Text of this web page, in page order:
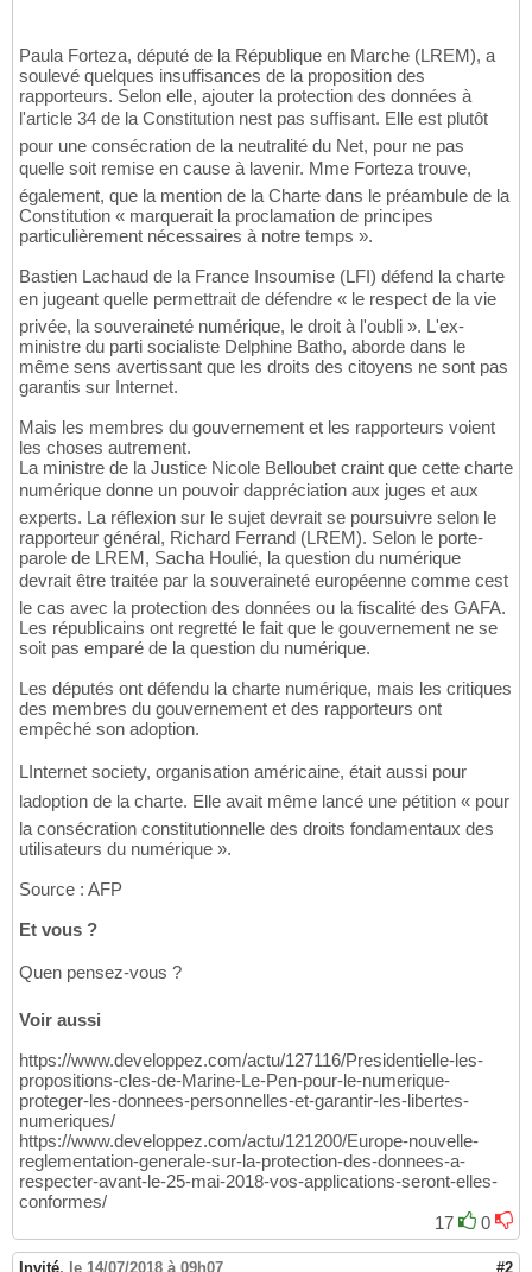
Paula Forteza, député de la République en Marche (LREM), a
soulevé quelques insuffisances de la proposition des
rapporteurs. Selon elle, ajouter la protection des données à
l'article 34 de la Constitution nest pas suffisant. Elle est plutôt
pour une consécration de la neutralité du Net, pour ne pas
quelle soit remise en cause à lavenir. Mme Forteza trouve,
également, que la mention de la Charte dans le préambule de la
Constitution « marquerait la proclamation de principes
particulièrement nécessaires à notre temps ».
Bastien Lachaud de la France Insoumise (LFI) défend la charte
en jugeant quelle permettrait de défendre « le respect de la vie
privée, la souveraineté numérique, le droit à l'oubli ». L'ex-
ministre du parti socialiste Delphine Batho, aborde dans le
même sens avertissant que les droits des citoyens ne sont pas
garantis sur Internet.
Mais les membres du gouvernement et les rapporteurs voient
les choses autrement.
La ministre de la Justice Nicole Belloubet craint que cette charte
numérique donne un pouvoir dappréciation aux juges et aux
experts. La réflexion sur le sujet devrait se poursuivre selon le
rapporteur général, Richard Ferrand (LREM). Selon le porte-
parole de LREM, Sacha Houlié, la question du numérique
devrait être traitée par la souveraineté européenne comme cest
le cas avec la protection des données ou la fiscalité des GAFA.
Les républicains ont regretté le fait que le gouvernement ne se
soit pas emparé de la question du numérique.
Les députés ont défendu la charte numérique, mais les critiques
des membres du gouvernement et des rapporteurs ont
empêché son adoption.
LInternet society, organisation américaine, était aussi pour
ladoption de la charte. Elle avait même lancé une pétition « pour
la consécration constitutionnelle des droits fondamentaux des
utilisateurs du numérique ».
Source : AFP
Et vous ?
Quen pensez-vous ?
Voir aussi
https://www.developpez.com/actu/127116/Presidentielle-les-
propositions-cles-de-Marine-Le-Pen-pour-le-numerique-
proteger-les-donnees-personnelles-et-garantir-les-libertes-
numeriques/
https://www.developpez.com/actu/121200/Europe-nouvelle-
reglementation-generale-sur-la-protection-des-donnees-a-
respecter-avant-le-25-mai-2018-vos-applications-seront-elles-
conformes/
17
0
Invité, le 14/07/2018 à 09h07 #2